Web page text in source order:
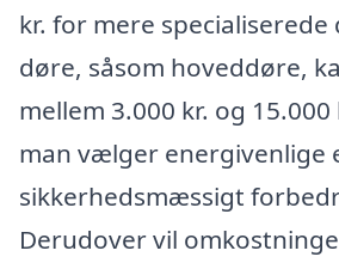
kr. for mere
døre, såsom hoveddøre,
mellem 3.000 kr. og
man vælger energivenlige
sikkerhedsmæssigt
Derudover vil